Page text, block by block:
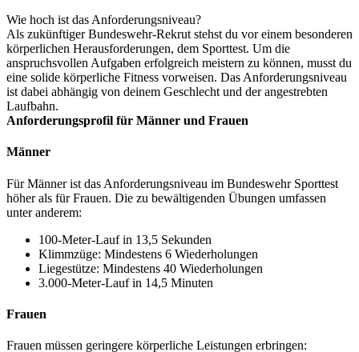
Wie hoch ist das Anforderungsniveau?
Als zukünftiger Bundeswehr-Rekrut stehst du vor einem besonderen
körperlichen Herausforderungen, dem Sporttest. Um die
anspruchsvollen Aufgaben erfolgreich meistern zu können, musst du
eine solide körperliche Fitness vorweisen. Das Anforderungsniveau
ist dabei abhängig von deinem Geschlecht und der angestrebten
Laufbahn.
Anforderungsprofil für Männer und Frauen
Männer
Für Männer ist das Anforderungsniveau im Bundeswehr Sporttest
höher als für Frauen. Die zu bewältigenden Übungen umfassen
unter anderem:
100-Meter-Lauf in 13,5 Sekunden
Klimmzüge: Mindestens 6 Wiederholungen
Liegestütze: Mindestens 40 Wiederholungen
3.000-Meter-Lauf in 14,5 Minuten
Frauen
Frauen müssen geringere körperliche Leistungen erbringen: